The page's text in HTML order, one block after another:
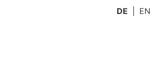
DE EN